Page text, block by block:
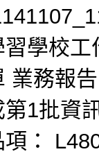
習學校
業務報
第1批資
項：